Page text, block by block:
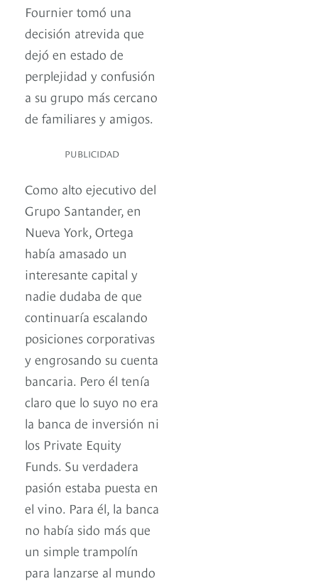
Fournier tomó una
decisión atrevida que
dejó en estado de
perplejidad y confusión
a su grupo más cercano
de familiares y amigos.
PUBLICIDAD
Como alto ejecutivo del
Grupo Santander, en
Nueva York, Ortega
había amasado un
interesante capital y
nadie dudaba de que
continuaría escalando
posiciones corporativas
y engrosando su cuenta
bancaria. Pero él tenía
claro que lo suyo no era
la banca de inversión ni
los Private Equity
Funds. Su verdadera
pasión estaba puesta en
el vino. Para él, la banca
no había sido más que
un simple trampolín
para lanzarse al mundo